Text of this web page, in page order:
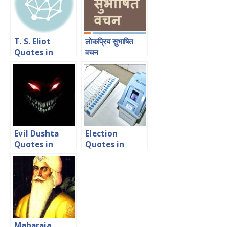
T. S. Eliot
Quotes in
Hindi
लोकप्रिय सुभाषित
वचन
Evil Dushta
Quotes in
Hindi
Election
Quotes in